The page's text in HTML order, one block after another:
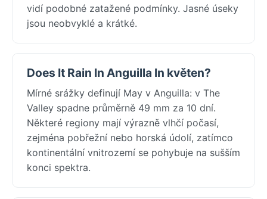
vidí podobné zatažené podmínky. Jasné úseky
jsou neobvyklé a krátké.
Does It Rain In Anguilla In květen?
Mírné srážky definují May v Anguilla: v The
Valley spadne průměrně 49 mm za 10 dní.
Některé regiony mají výrazně vlhčí počasí,
zejména pobřežní nebo horská údolí, zatímco
kontinentální vnitrozemí se pohybuje na sušším
konci spektra.